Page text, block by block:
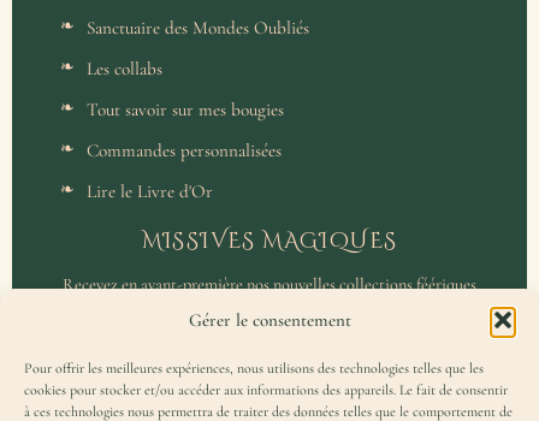
Gérer le consentement
Pour offrir les meilleures expériences, nous utilisons des technologies telles que les
cookies pour stocker et/ou accéder aux informations des appareils. Le fait de consentir
à ces technologies nous permettra de traiter des données telles que le comportement de
Sanctuaire des Mondes Oubliés
Les collabs
Tout savoir sur mes bougies
Commandes personnalisées
Lire le Livre d'Or
MISSIVES MAGIQUES
Recevez en avant-première nos nouvelles collections féériques
et un accès privilégié aux coulisses de l'atelier.